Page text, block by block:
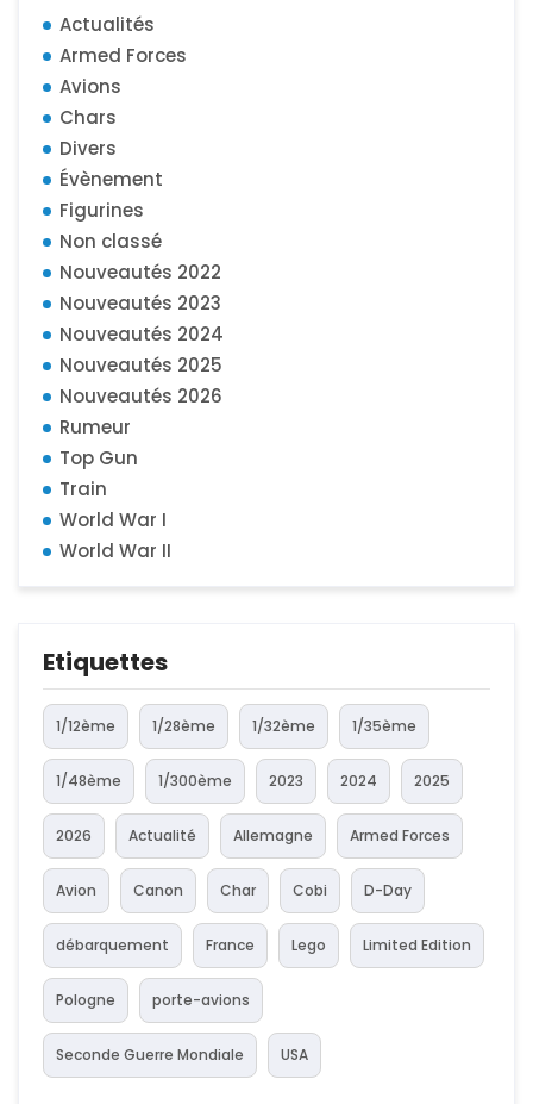
Actualités
Armed Forces
Avions
Chars
Divers
Évènement
Figurines
Non classé
Nouveautés 2022
Nouveautés 2023
Nouveautés 2024
Nouveautés 2025
Nouveautés 2026
Rumeur
Top Gun
Train
World War I
World War II
Etiquettes
1/12ème 1/28ème 1/32ème 1/35ème
1/48ème 1/300ème 2023 2024 2025
2026 Actualité Allemagne Armed Forces
Avion Canon Char Cobi D-Day
débarquement France Lego Limited Edition
Pologne porte-avions
Seconde Guerre Mondiale USA